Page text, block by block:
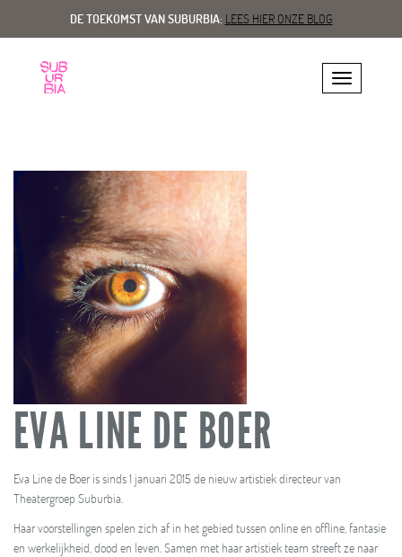
DE TOEKOMST VAN SUBURBIA: LEES HIER ONZE BLOG
Toggle
EVA LINE DE BOER
Eva Line de Boer is sinds 1 januari 2015 de nieuw artistiek directeur van
Theatergroep Suburbia.
Haar voorstellingen spelen zich af in het gebied tussen online en offline, fantasie
en werkelijkheid, dood en leven. Samen met haar artistiek team streeft ze naar